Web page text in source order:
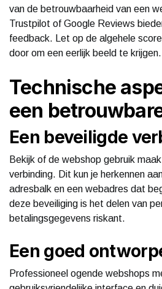
van de betrouwbaarheid van een
Trustpilot of Google Reviews
feedback. Let op de algehele
door om een eerlijk beeld te krijgen.
Technische
een
Een beveiligde
Bekijk of de webshop gebruik
verbinding. Dit kun je herkennen
adresbalk en een webadres dat
deze beveiliging is het delen van
betalingsgegevens riskant.
Een goed
Professioneel ogende webshops